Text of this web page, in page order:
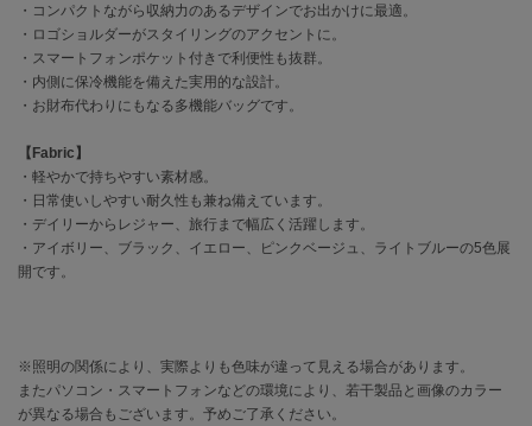
CODE A
コードエー
COLE HAAN
コール ハーン
CONVERSE
コンバース
DANSKIN
EIMY ISTOIRE
エイミー イストワール
・コンパクトながら収納力のあるデザインでお出かけに最適。
・ロゴショルダーがスタイリングのアクセントに。
・スマートフォンポケット付きで利便性も抜群。
・内側に保冷機能を備えた実用的な設計。
・お財布代わりにもなる多機能バッグです。
【Fabric】
・軽やかで持ちやすい素材感。
・日常使いしやすい耐久性も兼ね備えています。
・デイリーからレジャー、旅行まで幅広く活躍します。
・アイボリー、ブラック、イエロー、ピンクベージュ、ライトブルーの5色展
開です。
※照明の関係により、実際よりも色味が違って見える場合があります。
またパソコン・スマートフォンなどの環境により、若干製品と画像のカラー
が異なる場合もございます。予めご了承ください。